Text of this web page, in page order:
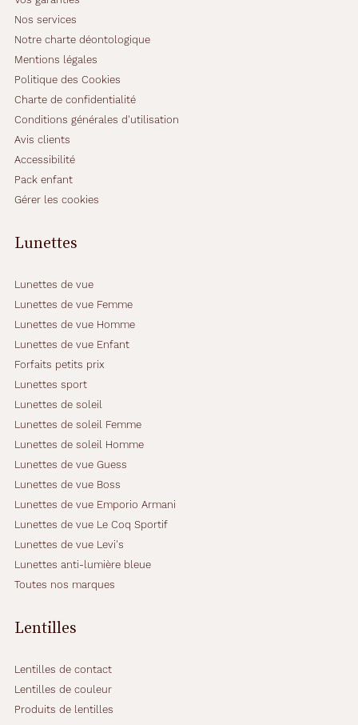
Nos services
Notre charte déontologique
Mentions légales
Politique des Cookies
Charte de confidentialité
Conditions générales d'utilisation
Avis clients
Accessibilité
Pack enfant
Gérer les cookies
Lunettes
Lunettes de vue
Lunettes de vue Femme
Lunettes de vue Homme
Lunettes de vue Enfant
Forfaits petits prix
Lunettes sport
Lunettes de soleil
Lunettes de soleil Femme
Lunettes de soleil Homme
Lunettes de vue Guess
Lunettes de vue Boss
Lunettes de vue Emporio Armani
Lunettes de vue Le Coq Sportif
Lunettes de vue Levi's
Lunettes anti-lumière bleue
Toutes nos marques
Lentilles
Lentilles de contact
Lentilles de couleur
Produits de lentilles